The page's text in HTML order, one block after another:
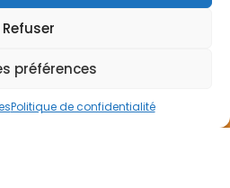
Refuser
préférences
Politique de confidentialité